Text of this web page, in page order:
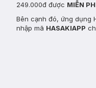
249.000đ được MIỄN
Bên cạnh đó, ứng dụng
nhập mã HASAKIAPP